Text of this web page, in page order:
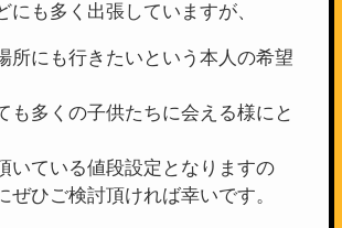
にも多く出張していますが、
所にも行きたいという本人の希望
も多くの子供たちに会える様にと
いている値段設定となりますの
ぜひご検討頂ければ幸いです。